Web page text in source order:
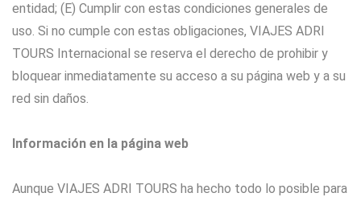
entidad; (E) Cumplir con estas condiciones generales de
uso. Si no cumple con estas obligaciones, VIAJES ADRI
TOURS Internacional se reserva el derecho de prohibir y
bloquear inmediatamente su acceso a su página web y a su
red sin daños.
Información en la página web
Aunque VIAJES ADRI TOURS ha hecho todo lo posible para